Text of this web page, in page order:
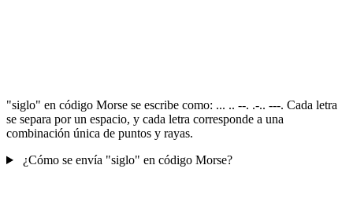
"siglo" en código Morse se escribe como: ... .. --. .-.. ---. Cada letra
se separa por un espacio, y cada letra corresponde a una
combinación única de puntos y rayas.
¿Cómo se envía "siglo" en código Morse?